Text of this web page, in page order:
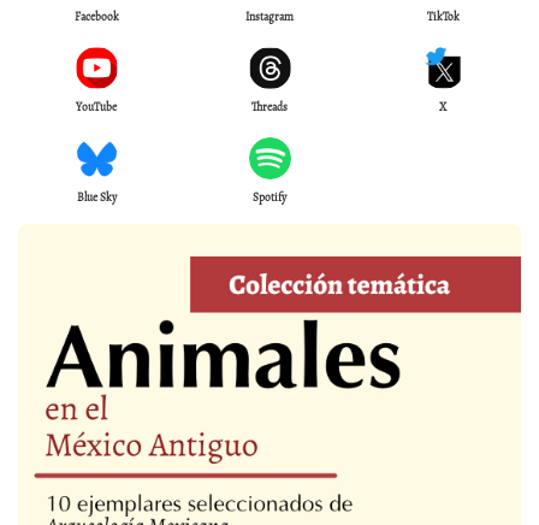
Facebook Instagram TikTok
YouTube Threads X
Blue Sky Spotify